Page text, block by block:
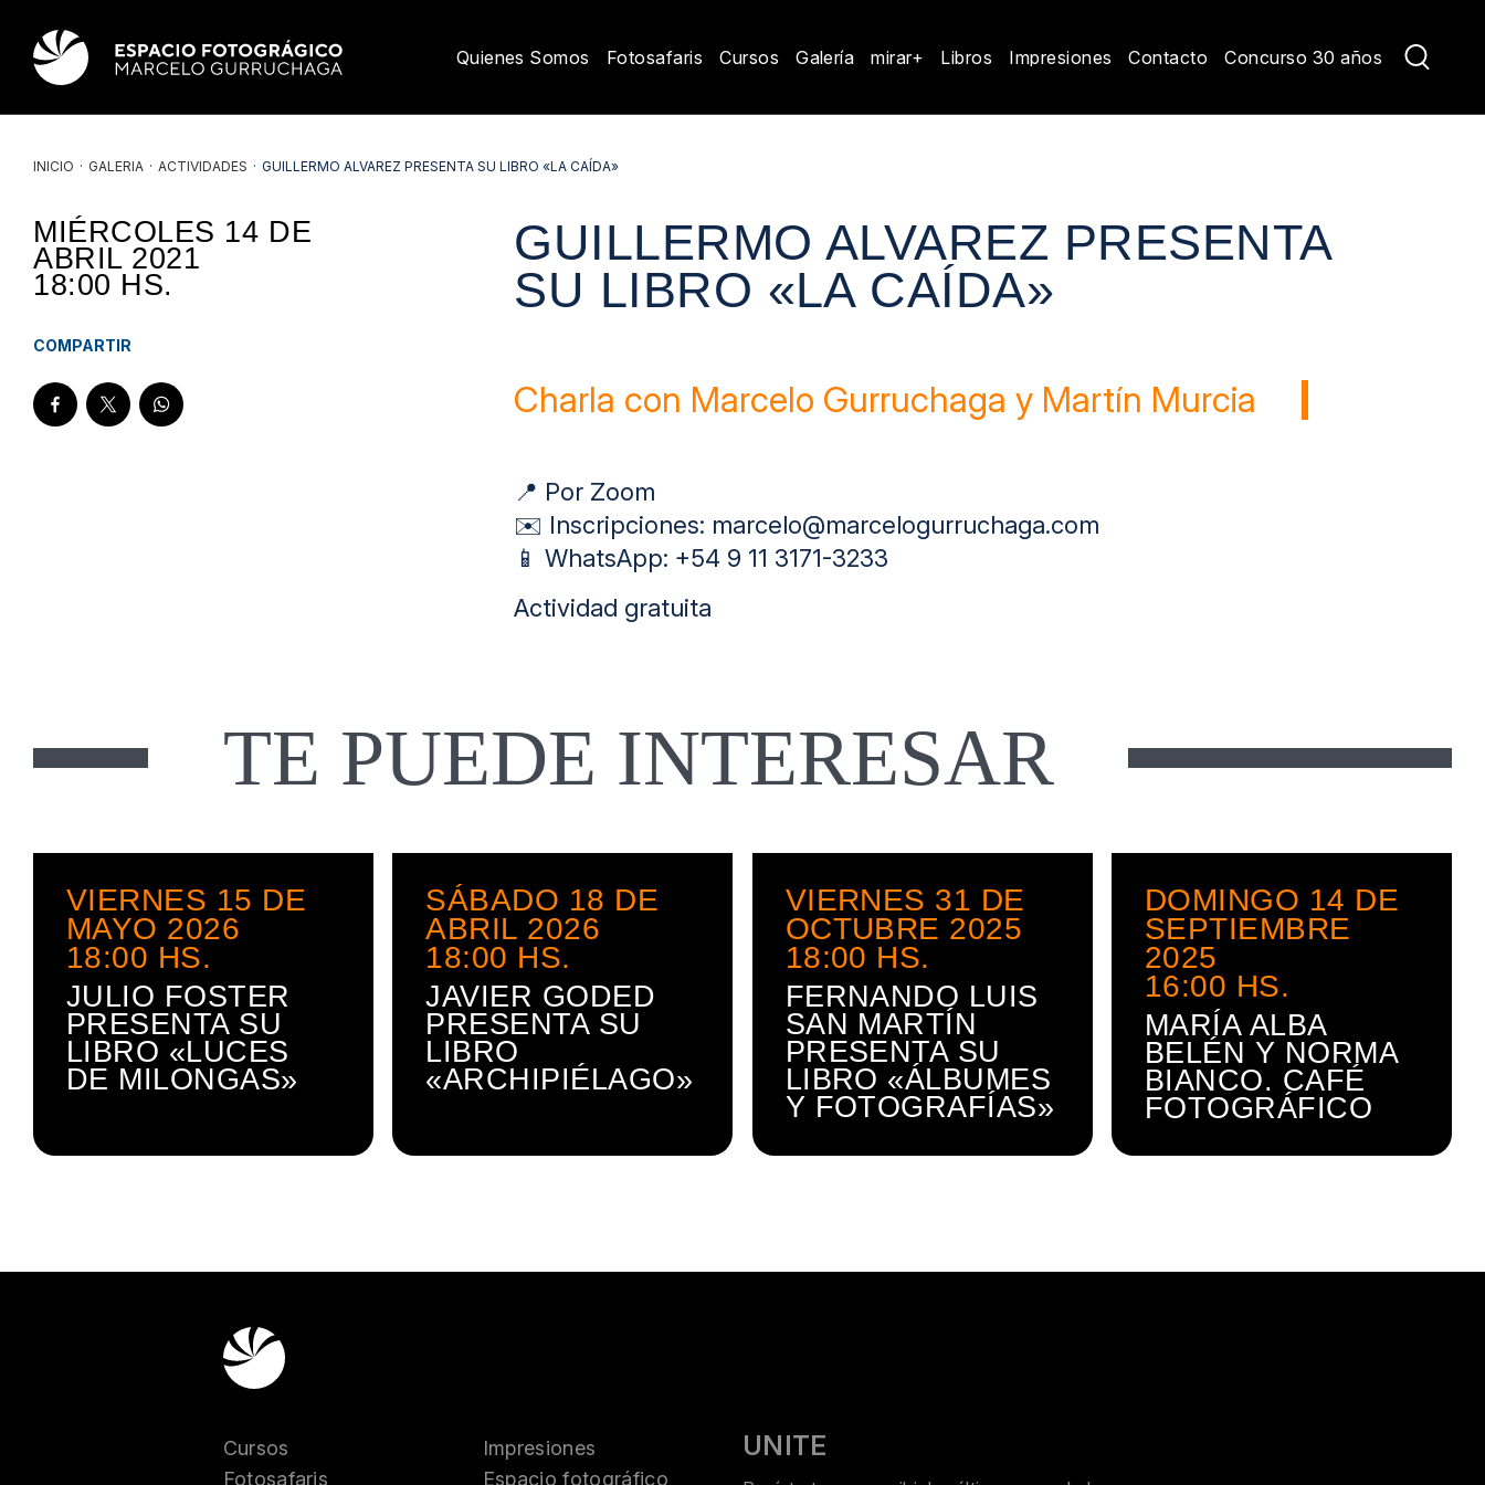
Quienes Somos Fotosafaris Cursos Galería mirar+ Libros Impresiones Contacto Concurso 30 años
INICIO · GALERIA · ACTIVIDADES · GUILLERMO ALVAREZ PRESENTA SU LIBRO «LA CAÍDA»
MIÉRCOLES 14 DE
ABRIL 2021
18:00 HS.
COMPARTIR
GUILLERMO ALVAREZ PRESENTA
SU LIBRO «LA CAÍDA»
Charla con Marcelo Gurruchaga y Martín Murcia
📍 Por Zoom
✉️ Inscripciones: marcelo@marcelogurruchaga.com
📱 WhatsApp: +54 9 11 3171-3233
Actividad gratuita
TE PUEDE INTERESAR
VIERNES 15 DE
MAYO 2026
18:00 HS.
JULIO FOSTER
PRESENTA SU
LIBRO «LUCES
DE MILONGAS»
SÁBADO 18 DE
ABRIL 2026
18:00 HS.
JAVIER GODED
PRESENTA SU
LIBRO
«ARCHIPIÉLAGO»
VIERNES 31 DE
OCTUBRE 2025
18:00 HS.
FERNANDO LUIS
SAN MARTÍN
PRESENTA SU
LIBRO «ÁLBUMES
Y FOTOGRAFÍAS»
DOMINGO 14 DE
SEPTIEMBRE
2025
16:00 HS.
MARÍA ALBA
BELÉN Y NORMA
BIANCO. CAFÉ
FOTOGRÁFICO
Cursos
Fotosafaris
Impresiones
Espacio fotográfico
UNITE